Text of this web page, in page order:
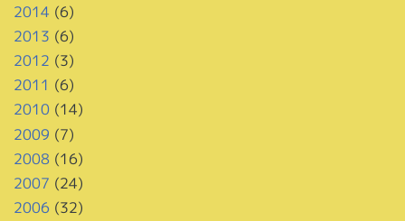
2014 (6)
2013 (6)
2012 (3)
2011 (6)
2010(14)
2009 (7)
2008 (16)
2007 (24)
2006 (32)